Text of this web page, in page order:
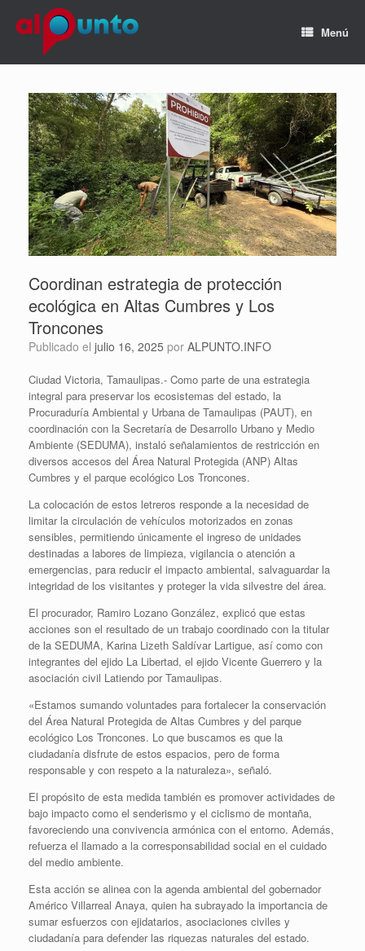
Menú
Coordinan estrategia de protección
ecológica en Altas Cumbres y Los
Troncones
Publicado el julio 16, 2025 por ALPUNTO.INFO
Ciudad Victoria, Tamaulipas.- Como parte de una estrategia
integral para preservar los ecosistemas del estado, la
Procuraduría Ambiental y Urbana de Tamaulipas (PAUT), en
coordinación con la Secretaría de Desarrollo Urbano y Medio
Ambiente (SEDUMA), instaló señalamientos de restricción en
diversos accesos del Área Natural Protegida (ANP) Altas
Cumbres y el parque ecológico Los Troncones.
La colocación de estos letreros responde a la necesidad de
limitar la circulación de vehículos motorizados en zonas
sensibles, permitiendo únicamente el ingreso de unidades
destinadas a labores de limpieza, vigilancia o atención a
emergencias, para reducir el impacto ambiental, salvaguardar la
integridad de los visitantes y proteger la vida silvestre del área.
El procurador, Ramiro Lozano González, explicó que estas
acciones son el resultado de un trabajo coordinado con la titular
de la SEDUMA, Karina Lizeth Saldívar Lartigue, así como con
integrantes del ejido La Libertad, el ejido Vicente Guerrero y la
asociación civil Latiendo por Tamaulipas.
«Estamos sumando voluntades para fortalecer la conservación
del Área Natural Protegida de Altas Cumbres y del parque
ecológico Los Troncones. Lo que buscamos es que la
ciudadanía disfrute de estos espacios, pero de forma
responsable y con respeto a la naturaleza», señaló.
El propósito de esta medida también es promover actividades de
bajo impacto como el senderismo y el ciclismo de montaña,
favoreciendo una convivencia armónica con el entorno. Además,
refuerza el llamado a la corresponsabilidad social en el cuidado
del medio ambiente.
Esta acción se alinea con la agenda ambiental del gobernador
Américo Villarreal Anaya, quien ha subrayado la importancia de
sumar esfuerzos con ejidatarios, asociaciones civiles y
ciudadanía para defender las riquezas naturales del estado.